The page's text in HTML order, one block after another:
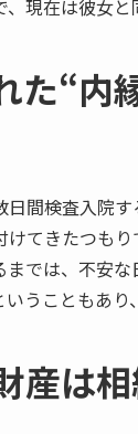
現在は彼女と
た​“内
間検査入院
てきたつもり
では、不安
うこともあり
産は​